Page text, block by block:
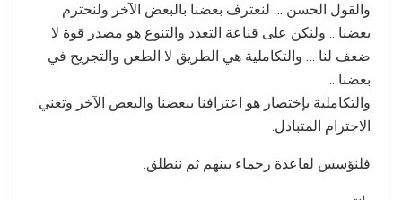
والقول الحسن … لنعترف بعضنا بالبعض الآخر ولنحترم
بعضنا .. ولنكن على قناعة التعدد والتنوع هو مصدر قوة لا
ضعف لنا … والتكاملية هي الطريق لا الطعن والتجريح في
بعضنا ..
والتكاملية بإختصار هو اعترافنا ببعضنا والبعض الآخر وتعني
الاحترام المتبادل.
فلنؤسس لقاعدة رحماء بينهم ثم ننطلق.